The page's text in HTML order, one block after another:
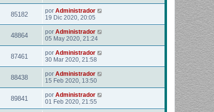
85182 por Administrador
19 Dic 2020, 20:05
48864 por Administrador
05 May 2020, 21:24
87461 por Administrador
30 Mar 2020, 21:58
88438 por Administrador
15 Feb 2020, 13:50
89841 por Administrador
01 Feb 2020, 21:55